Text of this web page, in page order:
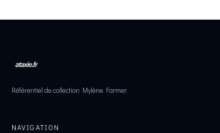
Référentiel de collection Mylène Farmer.
NAVIGATION